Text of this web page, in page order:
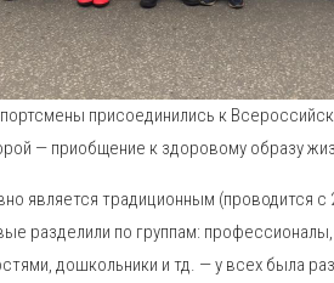
присоединились к
— приобщение к здоровому образу
является традиционным (проводится с
разделили по группам:
дошкольники и тд. — у всех была